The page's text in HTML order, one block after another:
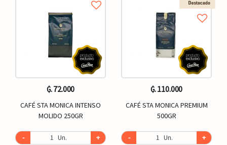
₲. 72.000
CAFÉ STA MONICA INTENSO
MOLIDO 250GR
- Un. +
₲. 110.000
CAFÉ STA MONICA PREMIUM
500GR
- Un. +